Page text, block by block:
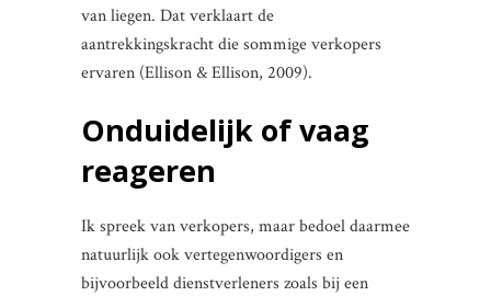
van liegen. Dat verklaart de
aantrekkingskracht die sommige verkopers
ervaren (Ellison & Ellison, 2009).
Onduidelijk of vaag
reageren
Ik spreek van verkopers, maar bedoel daarmee
natuurlijk ook vertegenwoordigers en
bijvoorbeeld dienstverleners zoals bij een